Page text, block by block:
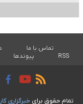
تماس با ما
RSS
پیوندها
تمام حقوق برای خبرگزاری